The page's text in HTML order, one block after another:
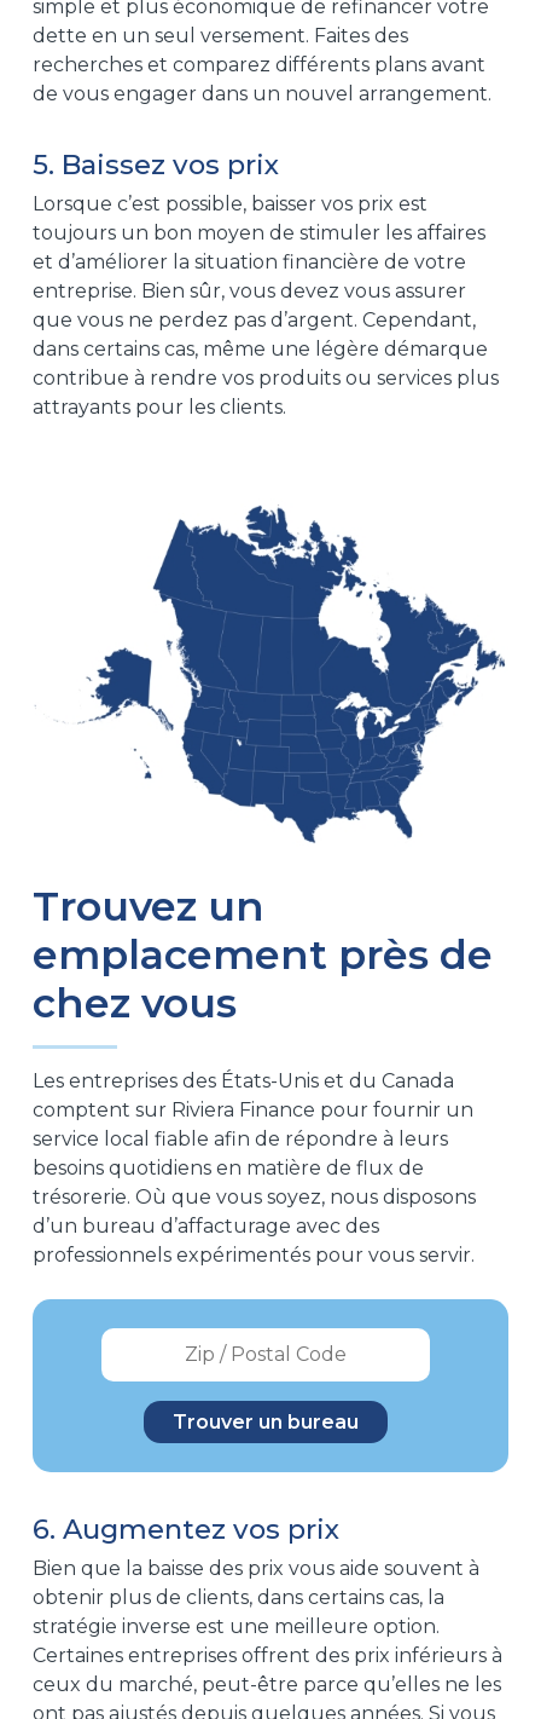
simple et plus économique de refinancer votre
dette en un seul versement. Faites des
recherches et comparez différents plans avant
de vous engager dans un nouvel arrangement.
5. Baissez vos prix
Lorsque c’est possible, baisser vos prix est
toujours un bon moyen de stimuler les affaires
et d’améliorer la situation financière de votre
entreprise. Bien sûr, vous devez vous assurer
que vous ne perdez pas d’argent. Cependant,
dans certains cas, même une légère démarque
contribue à rendre vos produits ou services plus
attrayants pour les clients.
Trouvez un
emplacement près de
chez vous
Les entreprises des États-Unis et du Canada
comptent sur Riviera Finance pour fournir un
service local fiable afin de répondre à leurs
besoins quotidiens en matière de flux de
trésorerie. Où que vous soyez, nous disposons
d’un bureau d’affacturage avec des
professionnels expérimentés pour vous servir.
6. Augmentez vos prix
Bien que la baisse des prix vous aide souvent à
obtenir plus de clients, dans certains cas, la
stratégie inverse est une meilleure option.
Certaines entreprises offrent des prix inférieurs à
ceux du marché, peut-être parce qu’elles ne les
ont pas ajustés depuis quelques années. Si vous